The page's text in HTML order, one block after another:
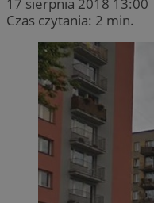
Czas czytania: 2 min.